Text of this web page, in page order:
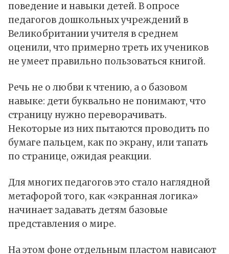
поведение и навыки детей. В опросе
педагогов дошкольных учреждений в
Великобритании учителя в среднем
оценили, что примерно треть их учеников
не умеет правильно пользоваться книгой.
Речь не о любви к чтению, а о базовом
навыке: дети буквально не понимают, что
страницу нужно переворачивать.
Некоторые из них пытаются проводить по
бумаге пальцем, как по экрану, или тапать
по странице, ожидая реакции.
Для многих педагогов это стало наглядной
метафорой того, как «экранная логика»
начинает задавать детям базовые
представления о мире.
На этом фоне отдельным пластом нависают